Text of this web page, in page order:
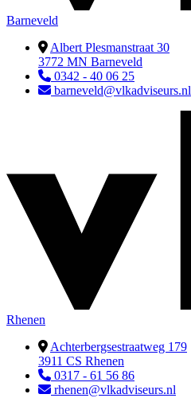
Barneveld
Albert Plesmanstraat 30
3772 MN Barneveld
0342 - 40 06 25
barneveld@vlkadviseurs.nl
Rhenen
Achterbergsestraatweg 179
3911 CS Rhenen
0317 - 61 56 86
rhenen@vlkadviseurs.nl